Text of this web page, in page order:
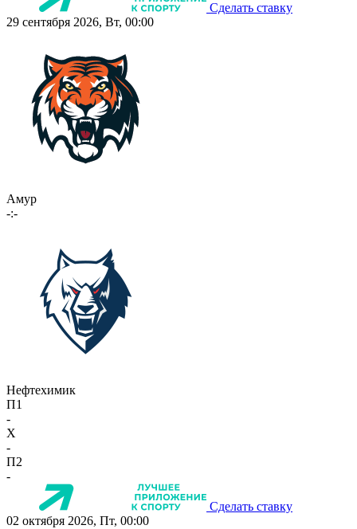
Сделать ставку
29 сентября 2026, Вт, 00:00
Амур
-:-
Нефтехимик
П1
-
X
-
П2
-
Сделать ставку
02 октября 2026, Пт, 00:00